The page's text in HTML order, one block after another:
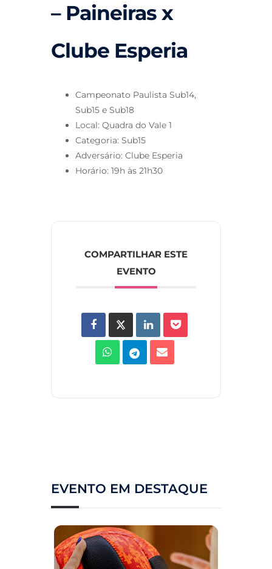
– Paineiras x
Clube Esperia
Campeonato Paulista Sub14,
Sub15 e Sub18
Local: Quadra do Vale 1
Categoria: Sub15
Adversário: Clube Esperia
Horário: 19h às 21h30
COMPARTILHAR ESTE
EVENTO
EVENTO EM DESTAQUE